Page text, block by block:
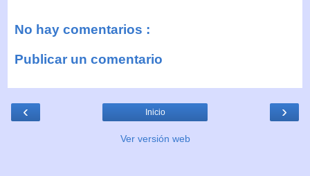
No hay comentarios :
Publicar un comentario
‹ ›
Inicio
Ver versión web